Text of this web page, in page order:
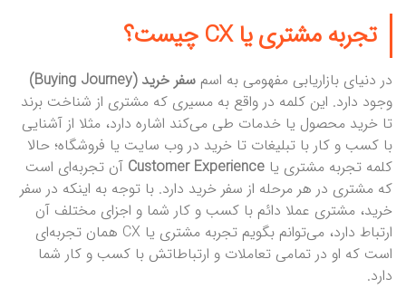
تجربه مشتری یا CX چیست؟
در دنیای بازاریابی مفهومی به اسم سفر خرید (Buying Journey)
وجود دارد. این کلمه در واقع به مسیری که مشتری از شناخت برند
تا خرید محصول یا خدمات طی می‌کند اشاره دارد، مثلا از آشنایی
با کسب و کار با تبلیغات تا خرید در وب سایت یا فروشگاه؛ حالا
کلمه تجربه مشتری یا
آن تجربه‌ای است
که مشتری در هر مرحله از سفر خرید دارد. با توجه به اینکه در سفر
خرید، مشتری عملا دائم با کسب و کار شما و اجزای مختلف آن
ارتباط دارد، می‌توانم بگویم تجربه مشتری یا CX همان تجربه‌ای
است که او در تمامی تعاملات و ارتباطاتش با کسب و کار شما
دارد.